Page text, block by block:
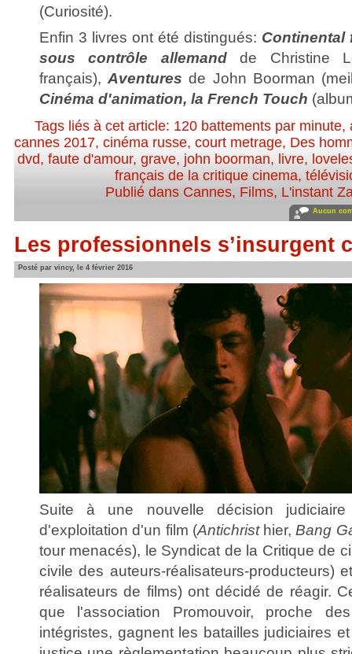
(Curiosité).
Enfin 3 livres ont été distingués: Continental
sous contrôle allemandde Christine
français),Aventures de John Boorman
Cinéma d'animation, la French Touch
Tags liés à cet article: 120 battements par minute,
cannes 2017, cinéma russe, court metrage, Des
dvd,faute d'amour,grave, john boorman, livre,
français de la critique cinema,
Publié dans Cannes, Films, L'instant
Aucun
Les professionnels s’insurgent
Posté par vincy, le 4 février 2016
Suite à une nouvelle décision
d'exploitation d'un film (Antichristhier,Bang
tour menacés), le Syndicat de la Critique de
civile des auteurs-réalisateurs-producteurs)
réalisateurs de films) ont décidé de réagir.
que l'association Promouvoir, proche
intégristes, gagnent les batailles judiciaires